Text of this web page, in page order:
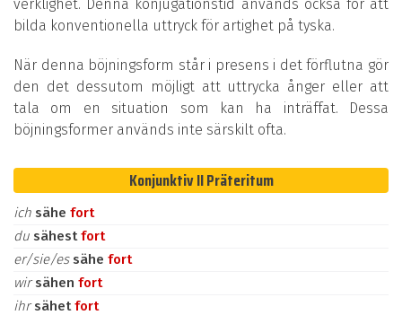
verklighet. Denna konjugationstid används också för att
bilda konventionella uttryck för artighet på tyska.
När denna böjningsform står i presens i det förflutna gör
den det dessutom möjligt att uttrycka ånger eller att
tala om en situation som kan ha inträffat. Dessa
böjningsformer används inte särskilt ofta.
Konjunktiv II Präteritum
ich sähe fort
du sähestfort
er/sie/es sähe fort
wirsähen fort
ihrsähetfort